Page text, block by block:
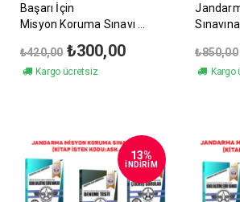
Başarı İçin
Misyon Koruma Sınavı
₺420,00 Orijinal
fiyat:
₺420,00.
₺300,00Şu
Kargo ücretsiz
Olaylar
₺850,00
Kargo
13%
İNDİRİM